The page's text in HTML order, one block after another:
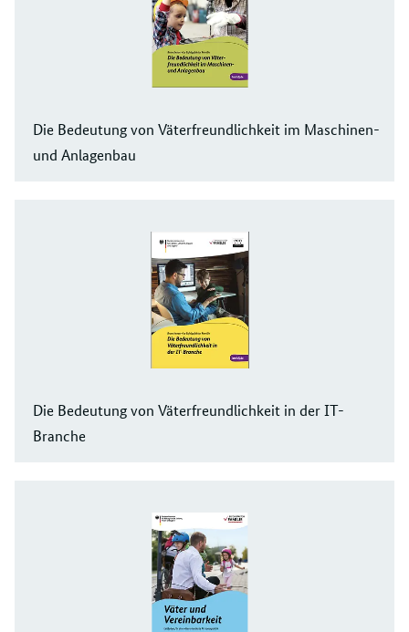
Die Bedeutung von Väterfreundlichkeit im Maschinen-
und Anlagenbau
Die Bedeutung von Väter­freundlichkeit in der IT-
Branche